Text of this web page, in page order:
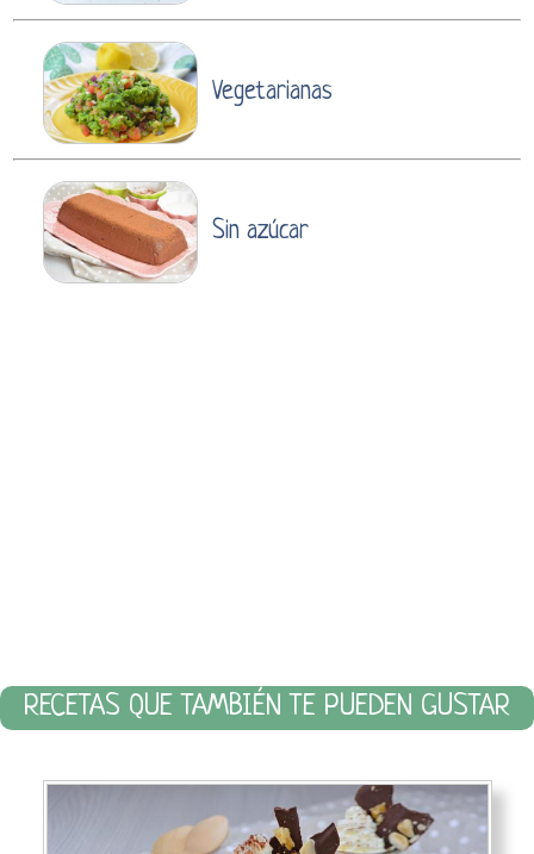
Vegetarianas
Sin azúcar
RECETAS QUE TAMBIÉN TE PUEDEN GUSTAR